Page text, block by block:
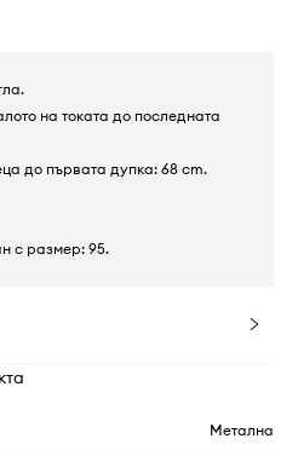
на токата до последната
до първата дупка: 68 cm.
с размер: 95.
Метална